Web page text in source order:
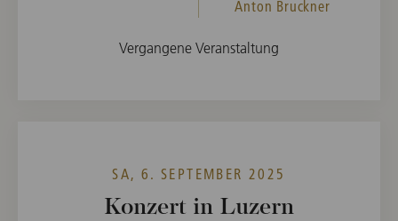
Anton Bruckner
Vergangene Veranstaltung
SA, 6. SEPTEMBER 2025
Konzert in Luzern